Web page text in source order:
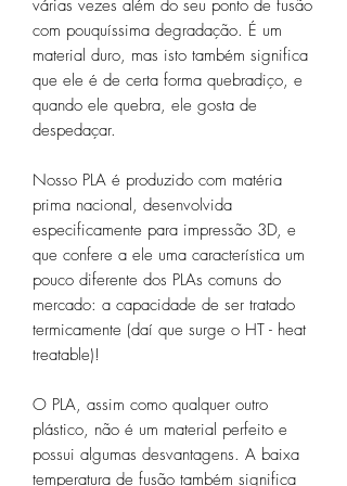
várias vezes além do seu ponto de fusão
com pouquíssima degradação. É um
material duro, mas isto também significa
que ele é de certa forma quebradiço, e
quando ele quebra, ele gosta de
despedaçar.
Nosso PLA é produzido com matéria
prima nacional, desenvolvida
especificamente para impressão 3D, e
que confere a ele uma característica um
pouco diferente dos PLAs comuns do
mercado: a capacidade de ser tratado
termicamente (daí que surge o HT - heat
treatable)!
O PLA, assim como qualquer outro
plástico, não é um material perfeito e
possui algumas desvantagens. A baixa
temperatura de fusão também significa